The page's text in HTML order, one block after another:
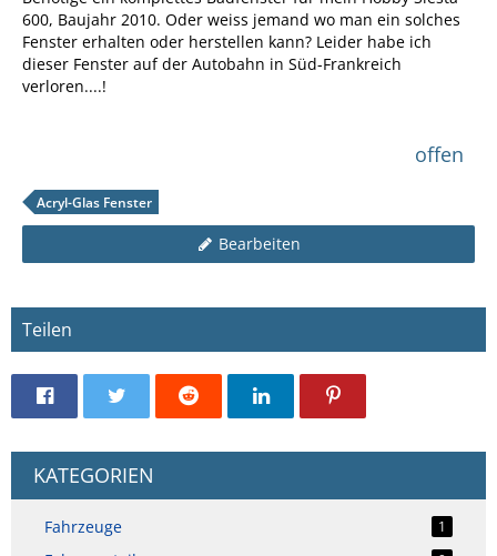
600, Baujahr 2010. Oder weiss jemand wo man ein solches
Fenster erhalten oder herstellen kann? Leider habe ich
dieser Fenster auf der Autobahn in Süd-Frankreich
verloren....!
offen
Acryl-Glas Fenster
Bearbeiten
Teilen
KATEGORIEN
Fahrzeuge 1